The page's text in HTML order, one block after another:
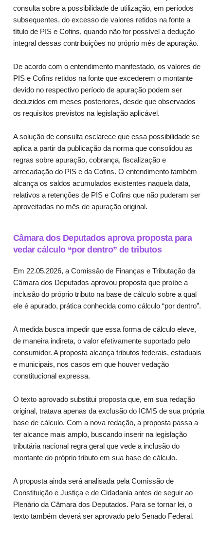
consulta sobre a possibilidade de utilização, em períodos
subsequentes, do excesso de valores retidos na fonte a
título de PIS e Cofins, quando não for possível a dedução
integral dessas contribuições no próprio mês de apuração.
De acordo com o entendimento manifestado, os valores de
PIS e Cofins retidos na fonte que excederem o montante
devido no respectivo período de apuração podem ser
deduzidos em meses posteriores, desde que observados
os requisitos previstos na legislação aplicável.
A solução de consulta esclarece que essa possibilidade se
aplica a partir da publicação da norma que consolidou as
regras sobre apuração, cobrança, fiscalização e
arrecadação do PIS e da Cofins. O entendimento também
alcança os saldos acumulados existentes naquela data,
relativos a retenções de PIS e Cofins que não puderam ser
aproveitadas no mês de apuração original.
Câmara dos Deputados aprova proposta para
vedar cálculo “por dentro” de tributos
Em 22.05.2026, a Comissão de Finanças e Tributação da
Câmara dos Deputados aprovou proposta que proíbe a
inclusão do próprio tributo na base de cálculo sobre a qual
ele é apurado, prática conhecida como cálculo “por dentro”.
A medida busca impedir que essa forma de cálculo eleve,
de maneira indireta, o valor efetivamente suportado pelo
consumidor. A proposta alcança tributos federais, estaduais
e municipais, nos casos em que houver vedação
constitucional expressa.
O texto aprovado substitui proposta que, em sua redação
original, tratava apenas da exclusão do ICMS de sua própria
base de cálculo. Com a nova redação, a proposta passa a
ter alcance mais amplo, buscando inserir na legislação
tributária nacional regra geral que vede a inclusão do
montante do próprio tributo em sua base de cálculo.
A proposta ainda será analisada pela Comissão de
Constituição e Justiça e de Cidadania antes de seguir ao
Plenário da Câmara dos Deputados. Para se tornar lei, o
texto também deverá ser aprovado pelo Senado Federal.